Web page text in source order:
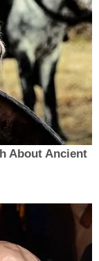
About Ancient